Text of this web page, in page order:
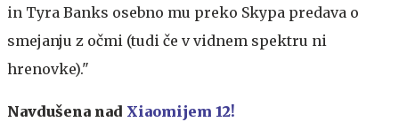
in Tyra Banks osebno mu preko Skypa predava o
smejanju z očmi (tudi če v vidnem spektru ni
hrenovke)."
Navdušena nad Xiaomijem 12!